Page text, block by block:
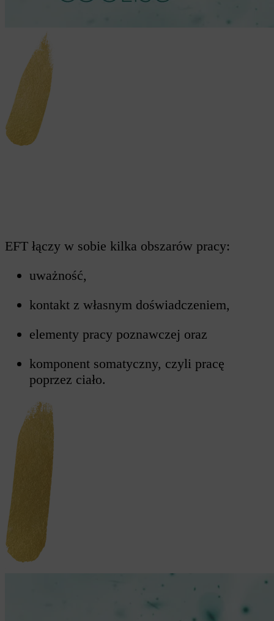
EFT łączy w sobie kilka obszarów pracy:
uważność,
kontakt z własnym doświadczeniem,
elementy pracy poznawczej oraz
komponent somatyczny, czyli pracę
poprzez ciało.